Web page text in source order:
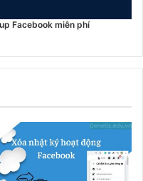
Facebook miễn phí